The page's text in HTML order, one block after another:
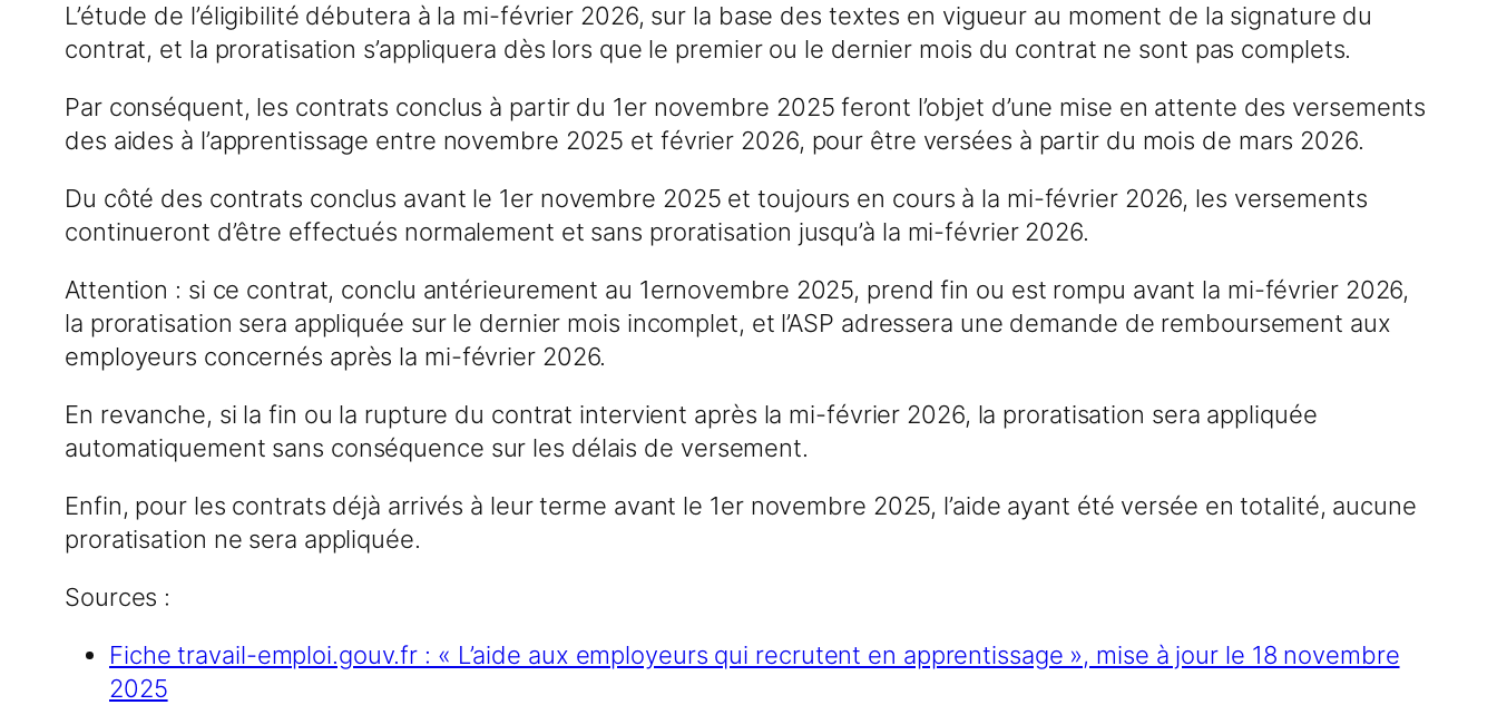
L’étude de l’éligibilité débutera à la mi-février 2026, sur la base des textes en vigueur au moment de la signature du
contrat, et la proratisation s’appliquera dès lors que le premier ou le dernier mois du contrat ne sont pas complets.
Par conséquent, les contrats conclus à partir du 1er novembre 2025 feront l’objet d’une mise en attente des versements
des aides à l’apprentissage entre novembre 2025 et février 2026, pour être versées à partir du mois de mars 2026.
Du côté des contrats conclus avant le 1er novembre 2025 et toujours en cours à la mi-février 2026, les versements
continueront d’être effectués normalement et sans proratisation jusqu’à la mi-février 2026.
Attention : si ce contrat, conclu antérieurement au 1ernovembre 2025, prend fin ou est rompu avant la mi-février 2026,
la proratisation sera appliquée sur le dernier mois incomplet, et l’ASP adressera une demande de remboursement aux
employeurs concernés après la mi-février 2026.
En revanche, si la fin ou la rupture du contrat intervient après la mi-février 2026, la proratisation sera appliquée
automatiquement sans conséquence sur les délais de versement.
Enfin, pour les contrats déjà arrivés à leur terme avant le 1er novembre 2025, l’aide ayant été versée en totalité, aucune
proratisation ne sera appliquée.
Sources :
Fiche travail-emploi.gouv.fr : « L’aide aux employeurs qui recrutent en apprentissage », mise à jour le 18 novembre
2025